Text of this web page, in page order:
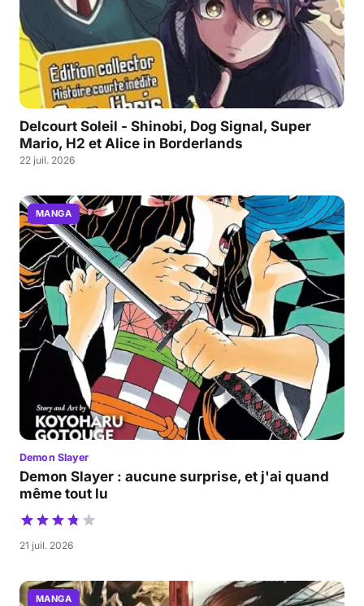
Delcourt Soleil - Shinobi, Dog Signal, Super
Mario, H2 et Alice in Borderlands
22 juil. 2026
MANGA
Demon Slayer
Demon Slayer : aucune surprise, et j'ai quand
même tout lu
21 juil. 2026
MANGA